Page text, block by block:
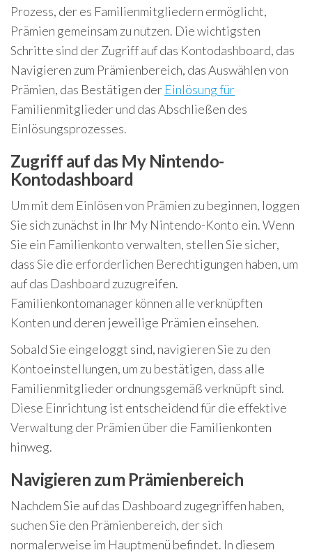
Prozess, der es Familienmitgliedern ermöglicht,
Prämien gemeinsam zu nutzen. Die wichtigsten
Schritte sind der Zugriff auf das Kontodashboard, das
Navigieren zum Prämienbereich, das Auswählen von
Prämien, das Bestätigen der Einlösung für
Familienmitglieder und das Abschließen des
Einlösungsprozesses.
Zugriff auf das My Nintendo-
Kontodashboard
Um mit dem Einlösen von Prämien zu beginnen, loggen
Sie sich zunächst in Ihr My Nintendo-Konto ein. Wenn
Sie ein Familienkonto verwalten, stellen Sie sicher,
dass Sie die erforderlichen Berechtigungen haben, um
auf das Dashboard zuzugreifen.
Familienkontomanager können alle verknüpften
Konten und deren jeweilige Prämien einsehen.
Sobald Sie eingeloggt sind, navigieren Sie zu den
Kontoeinstellungen, um zu bestätigen, dass alle
Familienmitglieder ordnungsgemäß verknüpft sind.
Diese Einrichtung ist entscheidend für die effektive
Verwaltung der Prämien über die Familienkonten
hinweg.
Navigieren zum Prämienbereich
Nachdem Sie auf das Dashboard zugegriffen haben,
suchen Sie den Prämienbereich, der sich
normalerweise im Hauptmenü befindet. In diesem